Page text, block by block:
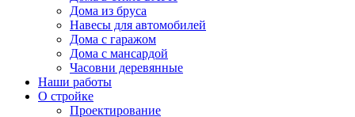
Дома из бруса
Навесы для автомобилей
Дома с гаражом
Дома с мансардой
Часовни деревянные
Наши работы
О стройке
Проектирование